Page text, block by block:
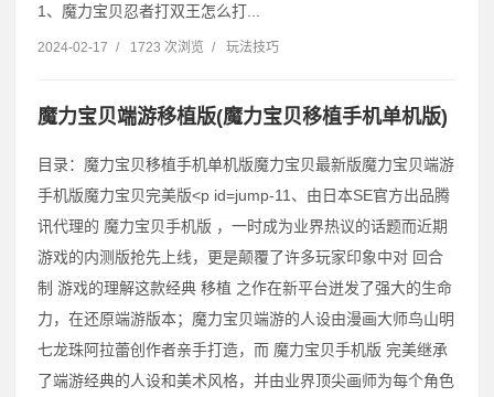
1、魔力宝贝忍者打双王怎么打...
2024-02-17 / 1723 次浏览 / 玩法技巧
魔力宝贝端游移植版(魔力宝贝移植手机单机版)
目录：魔力宝贝移植手机单机版魔力宝贝最新版魔力宝贝端游
手机版魔力宝贝完美版˂p id=jump-11、由日本SE官方出品腾
讯代理的 魔力宝贝手机版 ，一时成为业界热议的话题而近期
游戏的内测版抢先上线，更是颠覆了许多玩家印象中对 回合
制 游戏的理解这款经典 移植 之作在新平台迸发了强大的生命
力，在还原端游版本；魔力宝贝端游的人设由漫画大师鸟山明
七龙珠阿拉蕾创作者亲手打造，而 魔力宝贝手机版 完美继承
了端游经典的人设和美术风格，并由业界顶尖画师为每个角色